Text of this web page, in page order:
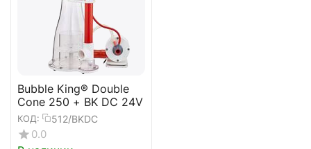
Bubble King® Double
Cone 250 + BK DC 24V
КОД: 512/BKDC
0.0